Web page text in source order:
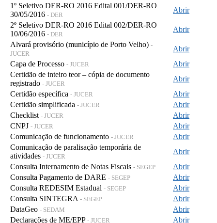
1º Seletivo DER-RO 2016 Edital 001/DER-RO
30/05/2016 - DER
Abrir
2º Seletivo DER-RO 2016 Edital 002/DER-RO
10/06/2016 - DER
Abrir
Alvará provisório (município de Porto Velho) -
JUCER
Abrir
Capa de Processo - JUCER
Abrir
Certidão de inteiro teor – cópia de documento
registrado - JUCER
Abrir
Certidão específica - JUCER
Abrir
Certidão simplificada - JUCER
Abrir
Checklist - JUCER
Abrir
CNPJ - JUCER
Abrir
Comunicação de funcionamento - JUCER
Abrir
Comunicação de paralisação temporária de
atividades - JUCER
Abrir
Consulta Internamento de Notas Fiscais - SEGEP
Abrir
Consulta Pagamento de DARE - SEGEP
Abrir
Consulta REDESIM Estadual - SEGEP
Abrir
Consulta SINTEGRA - SEGEP
Abrir
DataGeo - SEDAM
Abrir
Declarações de ME/EPP - JUCER Abrir